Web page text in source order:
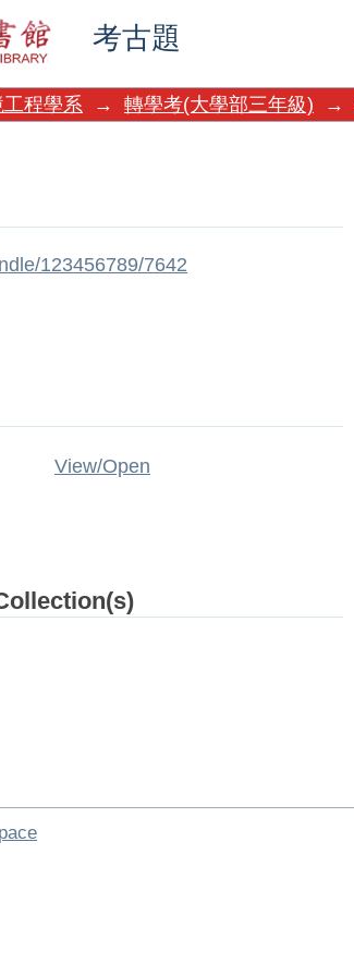
考古題
程學系 → 轉學考(大學部三年級) →
123456789/7642
View/Open